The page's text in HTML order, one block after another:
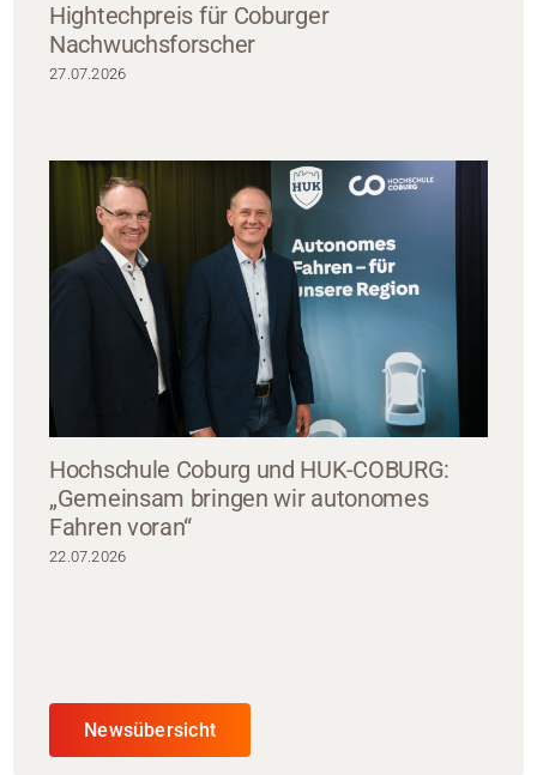
Hightechpreis für Coburger
Nachwuchsforscher
27.07.2026
Hochschule Coburg und HUK-COBURG:
„Gemeinsam bringen wir autonomes
Fahren voran“
22.07.2026
Newsübersicht